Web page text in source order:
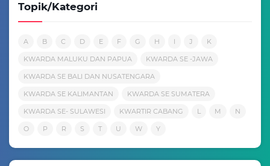
Topik/Kategori
A B C D E F G H I J K
KWARDA MALUKU DAN PAPUA KWARDA SE -JAWA
KWARDA SE BALI DAN NUSATENGARA
KWARDA SE KALIMANTAN KWARDA SE SUMATERA
KWARDA SE- SULAWESI KWARTIR CABANG L M N
O P R S T U W Y